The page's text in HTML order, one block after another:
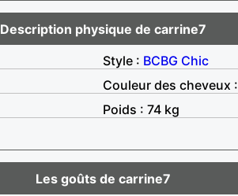
Description physique de carrine7
Style : BCBG Chic
Couleur des cheveux :
Poids : 74 kg
Les goûts de carrine7